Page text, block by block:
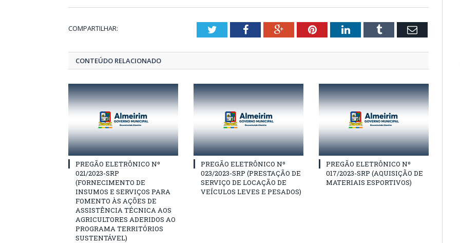
COMPARTILHAR: TwitterFacebookGoogle+PinterestLinkedInTumblr Email
CONTEÚDO RELACIONADO
PREGÃO ELETRÔNICO Nº
021/2023-SRP
(FORNECIMENTO DE
INSUMOS E SERVIÇOS PARA
FOMENTO ÀS AÇÕES DE
ASSISTÊNCIA TÉCNICA AOS
AGRICULTORES ADERIDOS AO
PROGRAMA TERRITÓRIOS
SUSTENTÁVEL)
PREGÃO ELETRÔNICO Nº
023/2023-SRP (PRESTAÇÃO DE
SERVIÇO DE LOCAÇÃO DE
VEÍCULOS LEVES E PESADOS)
PREGÃO ELETRÔNICO Nº
017/2023-SRP (AQUISIÇÃO DE
MATERIAIS ESPORTIVOS)